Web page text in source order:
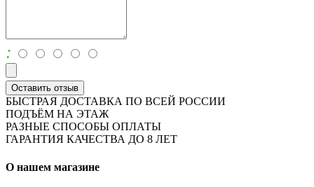
:
Оставить отзыв
БЫСТРАЯ ДОСТАВКА ПО ВСЕЙ РОССИИ
ПОДЪЁМ НА ЭТАЖ
РАЗНЫЕ СПОСОБЫ ОПЛАТЫ
ГАРАНТИЯ КАЧЕСТВА ДО 8 ЛЕТ
О нашем магазине